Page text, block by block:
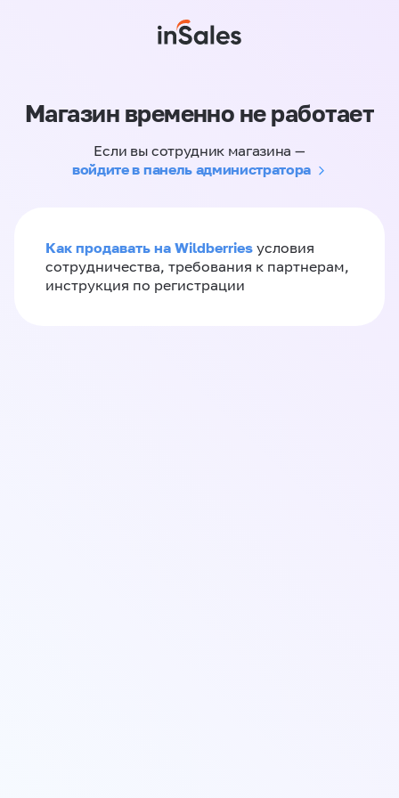
Магазин временно не работает
Если вы сотрудник магазина —
войдите в панель администратора
Как продавать на Wildberries условия
сотрудничества, требования к партнерам,
инструкция по регистрации